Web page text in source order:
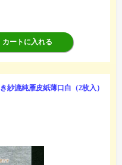
カートに入れる
漉純雁皮紙薄口白（2枚入）